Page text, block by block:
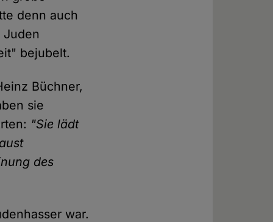
denn auch
Juden
bejubelt.
Büchner,
sie
"Sie lädt
des
war.